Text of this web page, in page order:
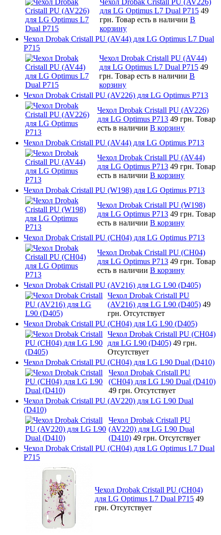
для LG Optimus L7 Dual P715 49
грн. Товар есть в наличии В
корзину
Чехол Drobak Cristall PU (AV44) для LG Optimus L7 Dual
P715
Чехол Drobak Cristall PU (AV44)
для LG Optimus L7 Dual P715 49
грн. Товар есть в наличии В
корзину
Чехол Drobak Cristall PU (AV226) для LG Optimus P713
Чехол Drobak Cristall PU (AV226)
для LG Optimus P713 49 грн. Товар
есть в наличии В корзину
Чехол Drobak Cristall PU (AV44) для LG Optimus P713
Чехол Drobak Cristall PU (AV44)
для LG Optimus P713 49 грн. Товар
есть в наличии В корзину
Чехол Drobak Cristall PU (W198) для LG Optimus P713
Чехол Drobak Cristall PU (W198)
для LG Optimus P713 49 грн. Товар
есть в наличии В корзину
Чехол Drobak Cristall PU (CH04) для LG Optimus P713
Чехол Drobak Cristall PU (CH04)
для LG Optimus P713 49 грн. Товар
есть в наличии В корзину
Чехол Drobak Cristall PU (AV216) для LG L90 (D405)
Чехол Drobak Cristall PU
(AV216) для LG L90 (D405) 49
грн. Отсутствует
Чехол Drobak Cristall PU (CH04) для LG L90 (D405)
Чехол Drobak Cristall PU (CH04)
для LG L90 (D405) 49 грн.
Отсутствует
Чехол Drobak Cristall PU (CH04) для LG L90 Dual (D410)
Чехол Drobak Cristall PU
(CH04) для LG L90 Dual (D410)
49 грн. Отсутствует
Чехол Drobak Cristall PU (AV220) для LG L90 Dual
(D410)
Чехол Drobak Cristall PU
(AV220) для LG L90 Dual
(D410) 49 грн. Отсутствует
Чехол Drobak Cristall PU (CH04) для LG Optimus L7 Dual
P715
Чехол Drobak Cristall PU (CH04)
для LG Optimus L7 Dual P715 49
грн. Отсутствует